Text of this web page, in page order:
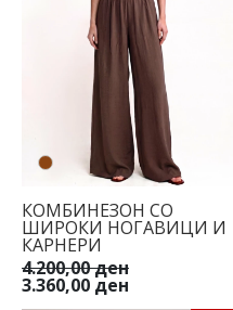
КОМБИНЕЗОН СО
ШИРОКИ НОГАВИЦИ И
КАРНЕРИ
4.200,00 ден
3.360,00 ден